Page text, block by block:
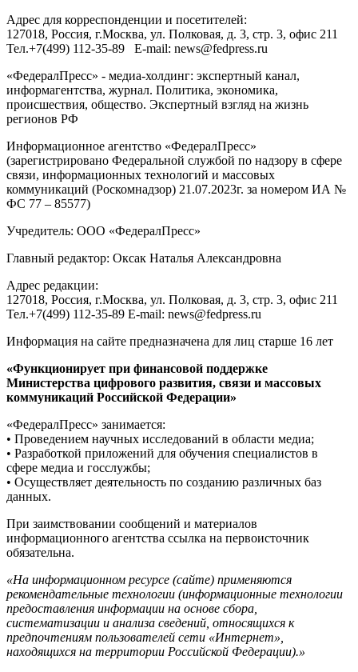
Адрес для корреспонденции и посетителей:
127018, Россия, г.Москва, ул. Полковая, д. 3, стр. 3, офис 211
Тел.+7(499) 112-35-89 E-mail: news@fedpress.ru
«ФедералПресс» - медиа-холдинг: экспертный канал,
информагентства, журнал. Политика, экономика,
происшествия, общество. Экспертный взгляд на жизнь
регионов РФ
Информационное агентство «ФедералПресс»
(зарегистрировано Федеральной службой по надзору в сфере
связи, информационных технологий и массовых
коммуникаций (Роскомнадзор) 21.07.2023г. за номером ИА №
ФС 77 – 85577)
Учредитель: ООО «ФедералПресс»
Главный редактор: Оксак Наталья Александровна
Адрес редакции:
127018, Россия, г.Москва, ул. Полковая, д. 3, стр. 3, офис 211
Тел.+7(499) 112-35-89 E-mail: news@fedpress.ru
Информация на сайте предназначена для лиц старше 16 лет
«Функционирует при финансовой поддержке
Министерства цифрового развития, связи и массовых
коммуникаций Российской Федерации»
«ФедералПресс» занимается:
• Проведением научных исследований в области медиа;
• Разработкой приложений для обучения специалистов в
сфере медиа и госслужбы;
• Осуществляет деятельность по созданию различных баз
данных.
При заимствовании сообщений и материалов
информационного агентства ссылка на первоисточник
обязательна.
«На информационном ресурсе (сайте) применяются
рекомендательные технологии (информационные технологии
предоставления информации на основе сбора,
систематизации и анализа сведений, относящихся к
предпочтениям пользователей сети «Интернет»,
находящихся на территории Российской Федерации).»